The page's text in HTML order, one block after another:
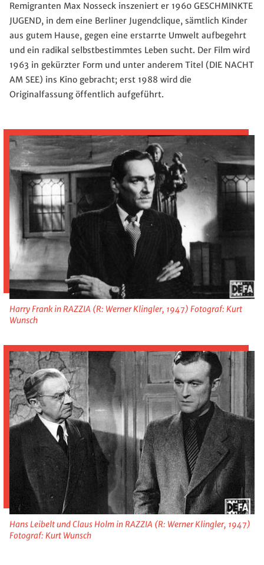
Remigranten Max Nosseck inszeniert er 1960 GESCHMINKTE
JUGEND, in dem eine Berliner Jugendclique, sämtlich Kinder
aus gutem Hause, gegen eine erstarrte Umwelt aufbegehrt
und ein radikal selbstbestimmtes Leben sucht. Der Film wird
1963 in gekürzter Form und unter anderem Titel (DIE NACHT
AM SEE) ins Kino gebracht; erst 1988 wird die
Originalfassung öffentlich aufgeführt.
Harry Frank in RAZZIA (R: Werner Klingler, 1947) Fotograf: Kurt
Wunsch
Hans Leibelt und Claus Holm in RAZZIA (R: Werner Klingler, 1947)
Fotograf: Kurt Wunsch